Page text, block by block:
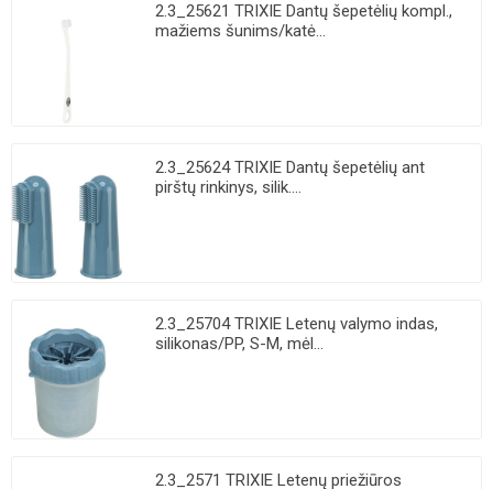
2.3_25621 TRIXIE Dantų šepetėlių kompl.,
mažiems šunims/katė...
2.3_25624 TRIXIE Dantų šepetėlių ant
pirštų rinkinys, silik....
2.3_25704 TRIXIE Letenų valymo indas,
silikonas/PP, S-M, mėl...
2.3_2571 TRIXIE Letenų priežiūros